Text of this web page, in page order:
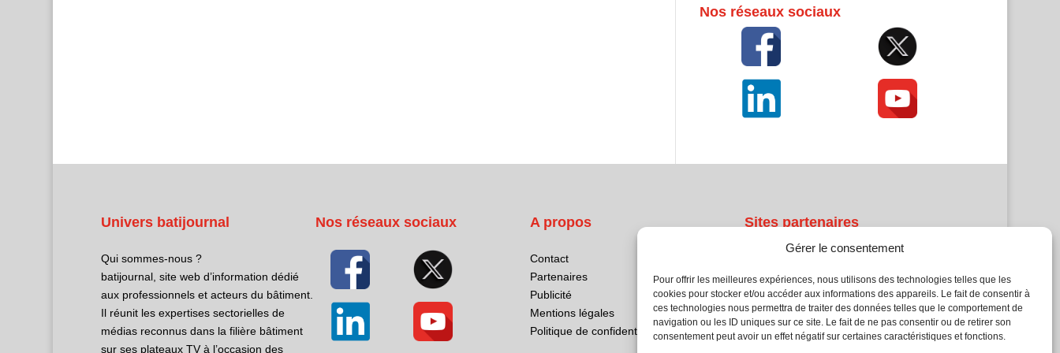
Gérer le consentement
Pour offrir les meilleures expériences, nous utilisons des technologies telles que les
cookies pour stocker et/ou accéder aux informations des appareils. Le fait de consentir à
ces technologies nous permettra de traiter des données telles que le comportement de
navigation ou les ID uniques sur ce site. Le fait de ne pas consentir ou de retirer son
consentement peut avoir un effet négatif sur certaines caractéristiques et fonctions.
Nos réseaux sociaux
Univers batijournal
Qui sommes-nous ?
batijournal, site web d’information dédié
aux professionnels et acteurs du bâtiment.
Il réunit les expertises sectorielles de
médias reconnus dans la filière bâtiment
sur ses plateaux TV à l’occasion des
Nos réseaux sociaux A propos
Contact
Partenaires
Publicité
Mentions légales
Politique de confidentialité
Sites partenaires
Atrium Patrimoine
Kiosque 21
L'Atelier Bois
Planète Bâtiment